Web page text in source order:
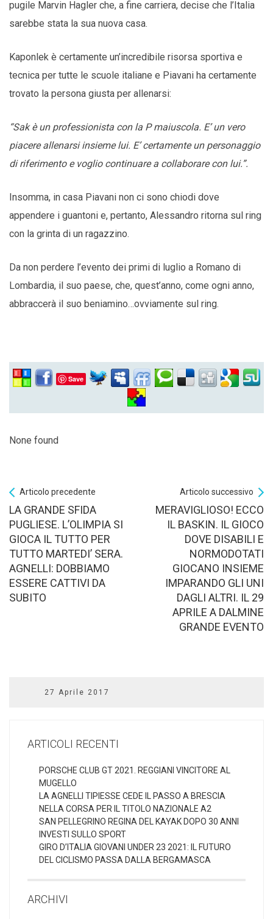
pugile Marvin Hagler che, a fine carriera, decise che l’Italia
sarebbe stata la sua nuova casa.
Kaponlek è certamente un’incredibile risorsa sportiva e
tecnica per tutte le scuole italiane e Piavani ha certamente
trovato la persona giusta per allenarsi:
“Sak è un professionista con la P maiuscola. E’ un vero
piacere allenarsi insieme lui. E’ certamente un personaggio
di riferimento e voglio continuare a collaborare con lui.”.
Insomma, in casa Piavani non ci sono chiodi dove
appendere i guantoni e, pertanto, Alessandro ritorna sul ring
con la grinta di un ragazzino.
Da non perdere l’evento dei primi di luglio a Romano di
Lombardia, il suo paese, che, quest’anno, come ogni anno,
abbraccerà il suo beniamino…ovviamente sul ring.
Save
None found
Articolo precedente
LA GRANDE SFIDA
PUGLIESE. L’OLIMPIA SI
GIOCA IL TUTTO PER
TUTTO MARTEDI’ SERA.
AGNELLI: DOBBIAMO
ESSERE CATTIVI DA
SUBITO
Articolo successivo
MERAVIGLIOSO! ECCO
IL BASKIN. IL GIOCO
DOVE DISABILI E
NORMODOTATI
GIOCANO INSIEME
IMPARANDO GLI UNI
DAGLI ALTRI. IL 29
APRILE A DALMINE
GRANDE EVENTO
27 Aprile 2017
ARTICOLI RECENTI
PORSCHE CLUB GT 2021. REGGIANI VINCITORE AL
MUGELLO
LA AGNELLI TIPIESSE CEDE IL PASSO A BRESCIA
NELLA CORSA PER IL TITOLO NAZIONALE A2
SAN PELLEGRINO REGINA DEL KAYAK DOPO 30 ANNI
INVESTI SULLO SPORT
GIRO D’ITALIA GIOVANI UNDER 23 2021: IL FUTURO
DEL CICLISMO PASSA DALLA BERGAMASCA
ARCHIVI